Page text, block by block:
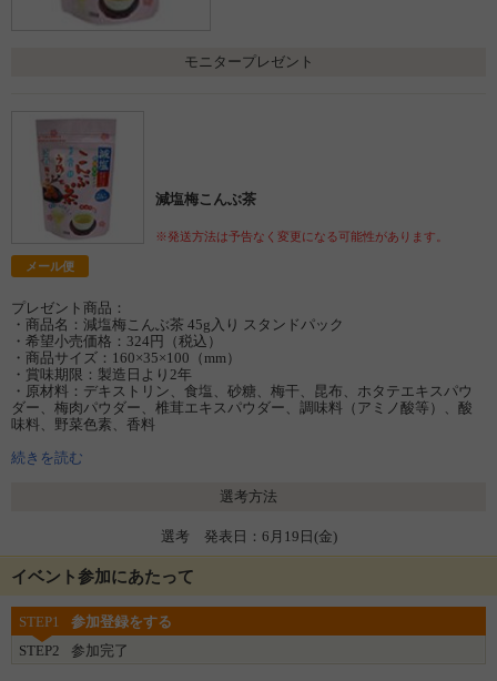
モニタープレゼント
減塩梅こんぶ茶
※発送方法は予告なく変更になる可能性があります。
メール便
プレゼント商品：
・商品名：減塩梅こんぶ茶 45g入り スタンドパック
・希望小売価格：324円（税込）
・商品サイズ：160×35×100（mm）
・賞味期限：製造日より2年
・原材料：デキストリン、食塩、砂糖、梅干、昆布、ホタテエキスパウ
ダー、梅肉パウダー、椎茸エキスパウダー、調味料（アミノ酸等）、酸
味料、野菜色素、香料
続きを読む
選考方法
選考 発表日：6月19日(金)
イベント参加にあたって
STEP1
参加登録をする
STEP2
参加完了